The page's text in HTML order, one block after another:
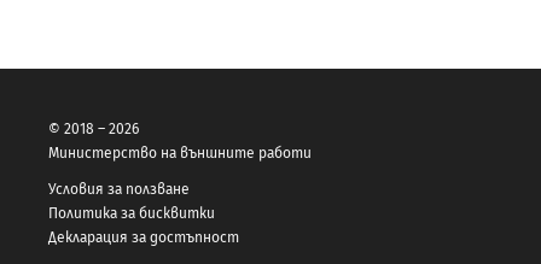
© 2018 – 2026
Министерство на външните работи
Условия за ползване
Политика за бисквитки
Декларация за достъпност